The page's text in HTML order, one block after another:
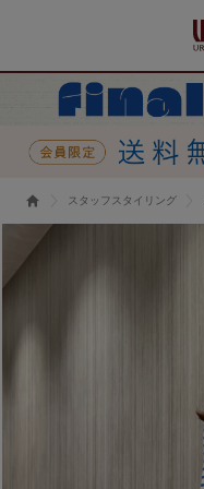
スタッフスタイリング